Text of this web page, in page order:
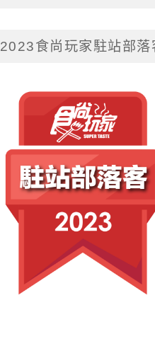
2023食尚玩家駐站部落